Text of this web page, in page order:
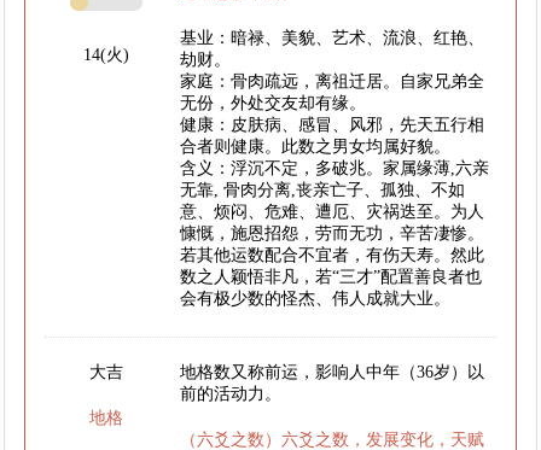
14(火)
基业：暗禄、美貌、艺术、流浪、红艳、
劫财。
家庭：骨肉疏远，离祖迁居。自家兄弟全
无份，外处交友却有缘。
健康：皮肤病、感冒、风邪，先天五行相
合者则健康。此数之男女均属好貌。
含义：浮沉不定，多破兆。家属缘薄,六亲
无靠, 骨肉分离,丧亲亡子、孤独、不如
意、烦闷、危难、遭厄、灾祸迭至。为人
慷慨，施恩招怨，劳而无功，辛苦凄惨。
若其他运数配合不宜者，有伤天寿。然此
数之人颖悟非凡，若“三才”配置善良者也
会有极少数的怪杰、伟人成就大业。
大吉
地格
地格数又称前运，影响人中年（36岁）以
前的活动力。
（六爻之数）六爻之数，发展变化，天赋